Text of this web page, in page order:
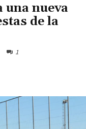
una nueva
de la
1